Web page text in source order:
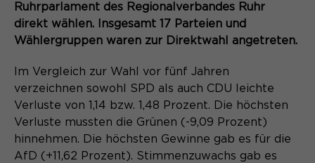
Zweck
Content Management System dieser
Webseite. Diese Basis-Cookies sind
unerlässlich, damit Ihr Besuch auf der
Website angenehm und flüssig wird:
Sie ermöglichen es der Website, Sie
einem Benutzer-Login für einen
geschlossenen Bereich die Benutzer-
ID als verschlüsselten Wert (sog.
"hash-Wert") zum entsprechenden
Name _pk_id*
Anbieter Matomo
Laufzeit 13 Monate
Zweck
Dient zur anonymen
Wiedererkennung eines Besuchers.
Cookie-Informationen
Diese Cookies ermöglichen die automatische
Übersetzung der Website-Inhalte durch GTranslate.
Name googtrans
Anbieter GTranslate Inc.
Cookie-Informationen
Ruhrparlament des Regionalverbandes Ruhr
direkt wählen. Insgesamt 17 Parteien und
Wählergruppen waren zur Direktwahl angetreten.
Im Vergleich zur Wahl vor fünf Jahren
verzeichnen sowohl SPD als auch CDU leichte
Verluste von 1,14 bzw. 1,48 Prozent. Die höchsten
Verluste mussten die Grünen (-9,09 Prozent)
hinnehmen. Die höchsten Gewinne gab es für die
AfD (+11,62 Prozent). Stimmenzuwachs gab es